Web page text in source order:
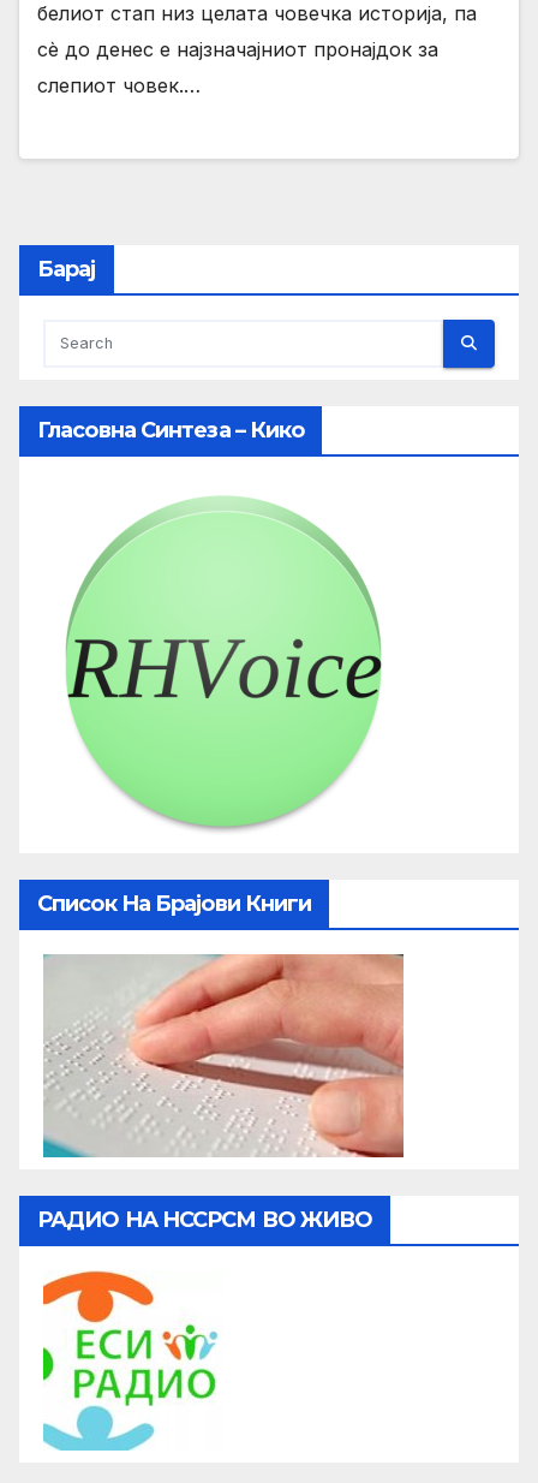
белиот стап низ целата човечка историја, па
сѐ до денес е најзначајниот пронајдок за
слепиот човек.…
Барај
Гласовна Синтеза – Кико
Список На Брајови Книги
РАДИО НА НССРСМ ВО ЖИВО